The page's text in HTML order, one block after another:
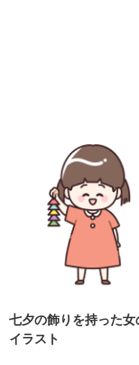
七夕の飾りを持った
イラスト